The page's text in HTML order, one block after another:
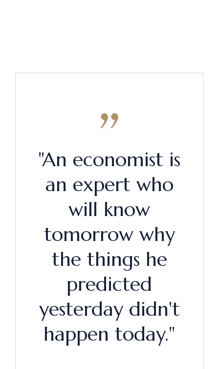
"An economist is
an expert who
will know
tomorrow why
the things he
predicted
yesterday didn't
happen today."